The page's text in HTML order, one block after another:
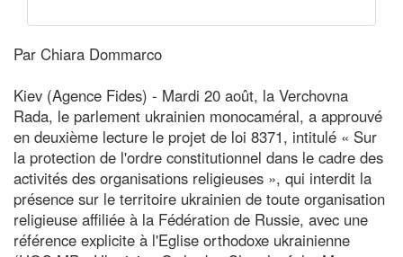
Par Chiara Dommarco
Kiev (Agence Fides) - Mardi 20 août, la Verchovna
Rada, le parlement ukrainien monocaméral, a approuvé
en deuxième lecture le projet de loi 8371, intitulé « Sur
la protection de l'ordre constitutionnel dans le cadre des
activités des organisations religieuses », qui interdit la
présence sur le territoire ukrainien de toute organisation
religieuse affiliée à la Fédération de Russie, avec une
référence explicite à l'Eglise orthodoxe ukrainienne